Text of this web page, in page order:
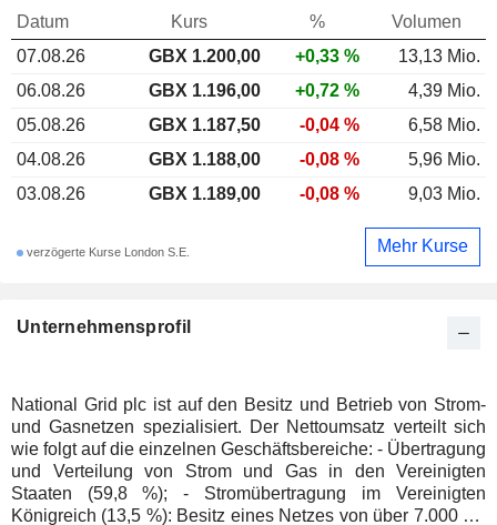
Unternehmensprofil
National Grid plc ist auf den Besitz und Betrieb von Strom-
und Gasnetzen spezialisiert. Der Nettoumsatz verteilt sich
wie folgt auf die einzelnen Geschäftsbereiche: - Übertragung
und Verteilung von Strom und Gas in den Vereinigten
Staaten (59,8 %); - Stromübertragung im Vereinigten
Königreich (13,5 %): Besitz eines Netzes von über 7.000 km
Datum Kurs %
Volumen
07.08.26
GBX 1.200,00 +0,33 %
13,13 Mio.
06.08.26
GBX 1.196,00 +0,72 %
4,39 Mio.
05.08.26
GBX 1.187,50 -0,04 %
6,58 Mio.
04.08.26
GBX 1.188,00 -0,08 %
5,96 Mio.
03.08.26
GBX 1.189,00 -0,08 % 9,03 Mio.
verzögerte Kurse London S.E. Mehr Kurse